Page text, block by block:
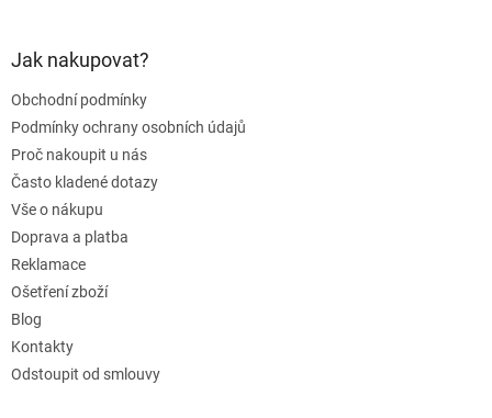
Jak nakupovat?
Obchodní podmínky
Podmínky ochrany osobních údajů
Proč nakoupit u nás
Často kladené dotazy
Vše o nákupu
Doprava a platba
Reklamace
Ošetření zboží
Blog
Kontakty
Odstoupit od smlouvy